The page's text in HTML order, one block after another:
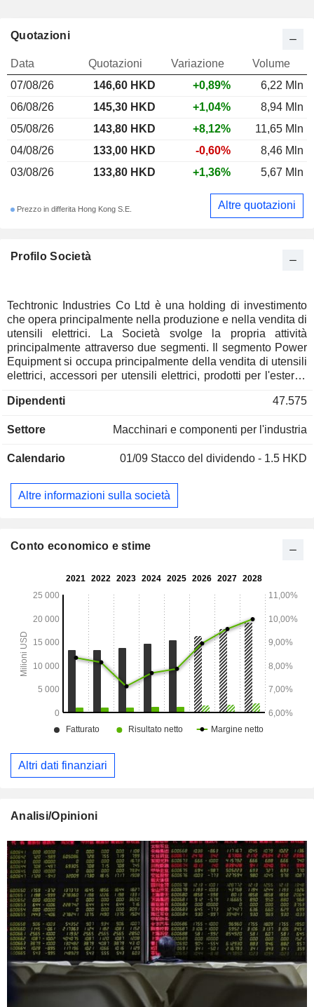
Profilo Società
Techtronic Industries Co Ltd è una holding di investimento
che opera principalmente nella produzione e nella vendita di
utensili elettrici. La Società svolge la propria attività
principalmente attraverso due segmenti. Il segmento Power
Equipment si occupa principalmente della vendita di utensili
elettrici, accessori per utensili elettrici, prodotti per l'esterno
sono commercializzati con i marchi MILWAUKEE, EMPIRE,
Equipment Manufacturer). Il segmento "Cura dei pavimenti e
accessori per la cura dei pavimenti. I suoi prodotti per la cura
HOOVER, DIRT DEVIL, VAX e ORECK, oppure tramite
clienti OEM.
Dipendenti 47.575
Settore Macchinari e componenti per l'industria
Calendario 01/09 Stacco del dividendo - 1.5 HKD
Altre informazioni sulla società
Quotazioni
Data Quotazioni Variazione
Volume
07/08/26
146,60 HKD +0,89%
6,22 Mln
06/08/26
145,30 HKD +1,04%
8,94 Mln
05/08/26
143,80 HKD +8,12%
11,65 Mln
04/08/26
133,00 HKD -0,60%
8,46 Mln
03/08/26
133,80 HKD +1,36% 5,67 Mln
Prezzo in differita Hong Kong S.E. Altre quotazioni
Conto economico e stime
Altri dati finanziari
Analisi/Opinioni